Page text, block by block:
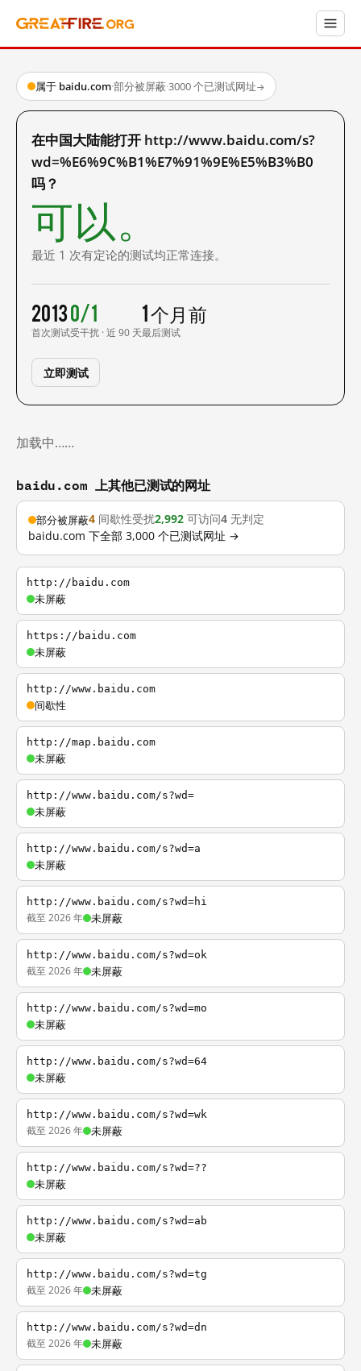
属于 baidu.com·部分被屏蔽·3000 个已测试网址→
在中国大陆能打开 http://www.baidu.com/s?
wd=%E6%9C%B1%E7%91%9E%E5%B3%B0
吗？
可以。
最近 1 次有定论的测试均正常连接。
2013
首次测试
0/1
受干扰 · 近 90 天
1 个月前
最后测试
立即测试
加载中……
baidu.com 上其他已测试的网址
部分被屏蔽4 间歇性受扰2,992 可访问4 无判定
baidu.com 下全部 3,000 个已测试网址 →
http://baidu.com
未屏蔽
https://baidu.com
未屏蔽
http://www.baidu.com
间歇性
http://map.baidu.com
未屏蔽
http://www.baidu.com/s?wd=
未屏蔽
http://www.baidu.com/s?wd=a
未屏蔽
http://www.baidu.com/s?wd=hi
截至 2026 年 未屏蔽
http://www.baidu.com/s?wd=ok
截至 2026 年 未屏蔽
http://www.baidu.com/s?wd=mo
未屏蔽
http://www.baidu.com/s?wd=64
未屏蔽
http://www.baidu.com/s?wd=wk
截至 2026 年 未屏蔽
http://www.baidu.com/s?wd=??
未屏蔽
http://www.baidu.com/s?wd=ab
未屏蔽
http://www.baidu.com/s?wd=tg
截至 2026 年 未屏蔽
http://www.baidu.com/s?wd=dn
截至 2026 年 未屏蔽